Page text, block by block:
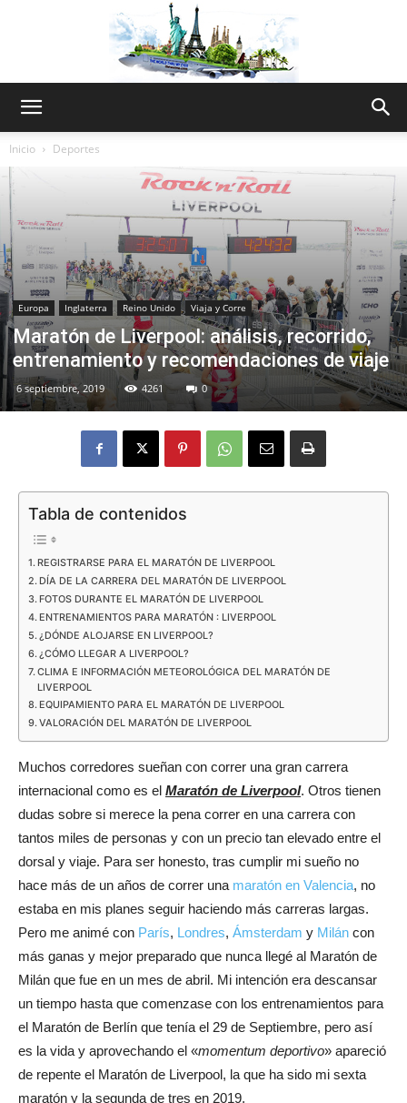
World
Thru
My
Eyes
Inicio Deportes
Europa Inglaterra Reino Unido Viaja y Corre
Maratón de Liverpool: análisis, recorrido,
entrenamiento y recomendaciones de viaje
6 septiembre, 2019 4261 0
Tabla de contenidos
REGISTRARSE PARA EL MARATÓN DE LIVERPOOL
DÍA DE LA CARRERA DEL MARATÓN DE LIVERPOOL
FOTOS DURANTE EL MARATÓN DE LIVERPOOL
ENTRENAMIENTOS PARA MARATÓN : LIVERPOOL
¿DÓNDE ALOJARSE EN LIVERPOOL?
¿CÓMO LLEGAR A LIVERPOOL?
CLIMA E INFORMACIÓN METEOROLÓGICA DEL MARATÓN DE
LIVERPOOL
EQUIPAMIENTO PARA EL MARATÓN DE LIVERPOOL
VALORACIÓN DEL MARATÓN DE LIVERPOOL
Muchos corredores sueñan con correr una gran carrera
internacional como es el Maratón de Liverpool. Otros tienen
dudas sobre si merece la pena correr en una carrera con
tantos miles de personas y con un precio tan elevado entre el
dorsal y viaje. Para ser honesto, tras cumplir mi sueño no
hace más de un años de correr una maratón en Valencia, no
estaba en mis planes seguir haciendo más carreras largas.
Pero me animé con París, Londres, Ámsterdam y Milán con
más ganas y mejor preparado que nunca llegé al Maratón de
Milán que fue en un mes de abril. Mi intención era descansar
un tiempo hasta que comenzase con los entrenamientos para
el Maratón de Berlín que tenía el 29 de Septiembre, pero así
es la vida y aprovechando el «momentum deportivo» apareció
de repente el Maratón de Liverpool, la que ha sido mi sexta
maratón y la segunda de tres en 2019.